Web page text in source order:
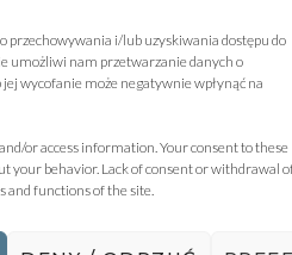
przechowywania i/lub uzyskiwania dostępu do
umożliwi nam przetwarzanie danych o
wycofanie może negatywnie wpłynąć na
or access information. Your consent to these
your behavior. Lack of consent or withdrawal
and functions of the site.